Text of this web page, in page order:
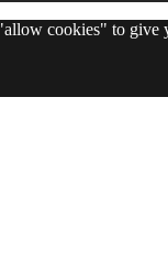
cookies" to